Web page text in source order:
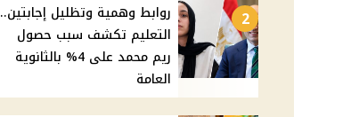
2
روابط وهمية وتظليل إجابتين..
التعليم تكشف سبب حصول
ريم محمد على 4% بالثانوية
العامة